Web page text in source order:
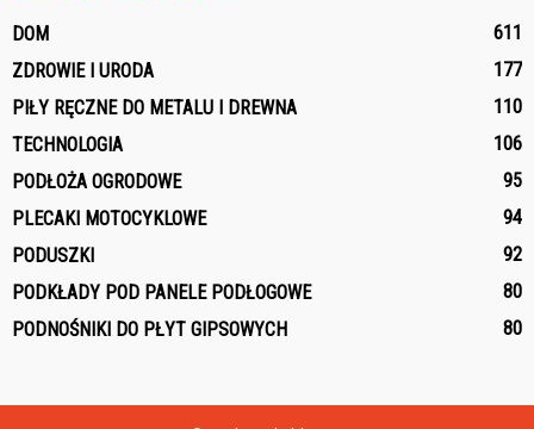
DOM
611
ZDROWIE I URODA
177
PIŁY RĘCZNE DO METALU I DREWNA
110
TECHNOLOGIA
106
PODŁOŻA OGRODOWE
95
PLECAKI MOTOCYKLOWE
94
PODUSZKI
92
PODKŁADY POD PANELE PODŁOGOWE
80
PODNOŚNIKI DO PŁYT GIPSOWYCH
80